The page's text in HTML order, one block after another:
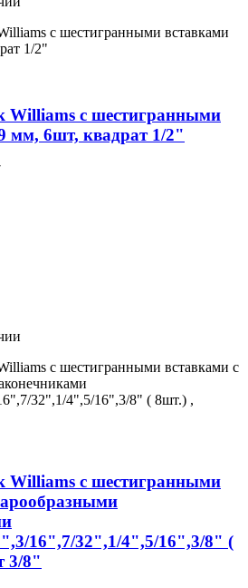
Williams с шестигранными
мм, 6шт, квадрат 1/2"
Williams с шестигранными
16",7/32",1/4",5/16",3/8" (
3/8"